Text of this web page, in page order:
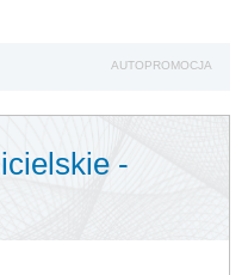
AUTOPROMOCJA
-